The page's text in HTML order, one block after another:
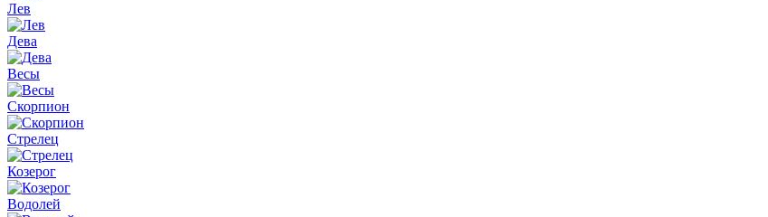
Лев
Дева
Весы
Скорпион
Стрелец
Козерог
Водолей